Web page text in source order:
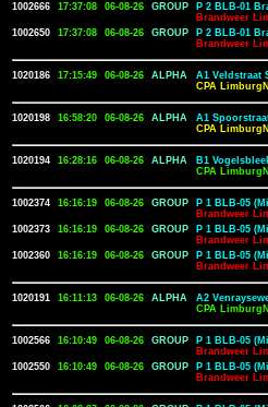
1002666
17:37:08 06-08-26 GROUP
P 2 BLB-01
Brandweer
1002650
17:37:08 06-08-26 GROUP
P 2 BLB-01
Brandweer
1020186 17:15:49 06-08-26 ALPHA
A1 Veldstraat
CPA
1020198 16:58:20 06-08-26 ALPHA
A1
CPA
1020194 16:28:16 06-08-26 ALPHA
B1
CPA
1002374 16:16:19 06-08-26 GROUP
P 1 BLB-05
Brandweer
1002373
16:16:19 06-08-26 GROUP
P 1 BLB-05
Brandweer
1002360
16:16:19 06-08-26 GROUP
P 1 BLB-05
Brandweer
1020191 16:11:13 06-08-26 ALPHA
A2
CPA
1002566 16:10:49 06-08-26 GROUP
P 1 BLB-05
Brandweer
1002550
16:10:49 06-08-26 GROUP
P 1 BLB-05
Brandweer